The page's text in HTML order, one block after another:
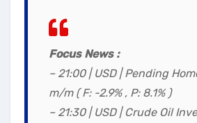
Focus News :
– 21:00 | USD | Pending
m/m ( F: -2.9% , P: 8.1% )
– 21:30 | USD | Crude Oil